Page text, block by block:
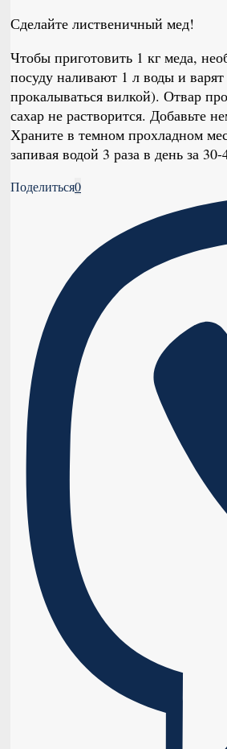
Сделайте лиственичный мед!
Чтобы приготовить 1 кг меда,
посуду наливают 1 л воды и
прокалываться вилкой). Отвар
сахар не растворится. Добавьте
Храните в темном прохладном
запивая водой 3 раза в день за
Поделиться0